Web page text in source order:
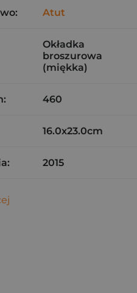
Atut
Okładka
broszurowa
(miękka)
460
16.0x23.0cm
2015